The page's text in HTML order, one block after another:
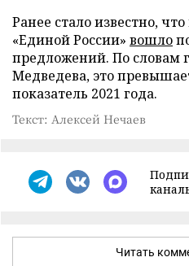
Ранее стало известно,
«Единой России» вошло
предложений. По словам
Медведева, это
показатель 2021 года.
Текст: Алексей Нечаев
Читать